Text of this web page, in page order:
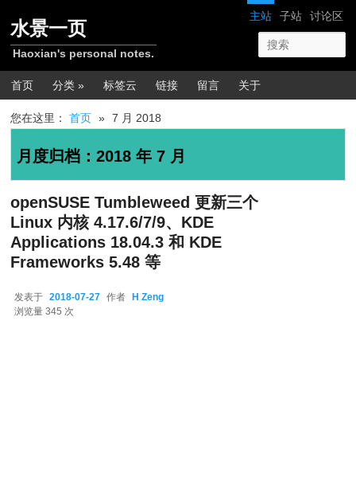
网站导航
主站 子站 讨论区
水景一页
Haoxian's personal notes.
主菜单
首页 分类 » 标签云 链接 留言 关于
您在这里：首页 » 7 月 2018
月度归档：2018 年 7 月
openSUSE Tumbleweed 更新三个
Linux 内核 4.17.6/7/9、KDE
Applications 18.04.3 和 KDE
Frameworks 5.48 等
发表于 2018-07-27 作者 H Zeng
浏览量 345 次